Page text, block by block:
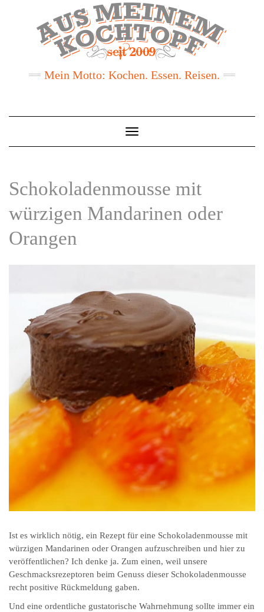
Mein Motto: Kochen. Essen. Reisen.
Toggle
Navigation
Schokoladenmousse mit
würzigen Mandarinen oder
Orangen
Ist es wirklich nötig, ein Rezept für eine Schokoladenmousse mit
würzigen Mandarinen oder Orangen aufzuschreiben und hier zu
veröffentlichen? Ich denke ja. Zum einen, weil unsere
Geschmacksrezeptoren beim Genuss dieser Schoko­laden­mousse
recht positive Rückmeldung gaben.
Und eine ordentliche gustatorische Wahrnehmung sollte immer ein